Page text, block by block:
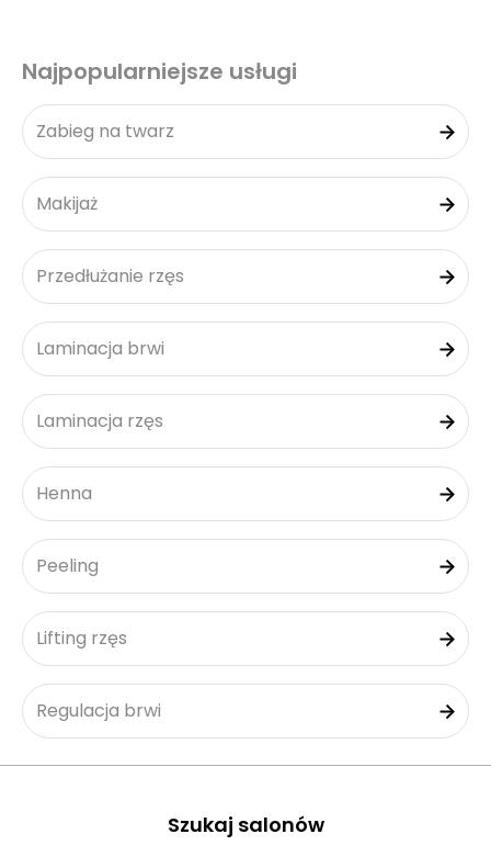
Najpopularniejsze usługi
Zabieg na twarz
Makijaż
Przedłużanie rzęs
Laminacja brwi
Laminacja rzęs
Henna
Peeling
Lifting rzęs
Regulacja brwi
Szukaj salonów